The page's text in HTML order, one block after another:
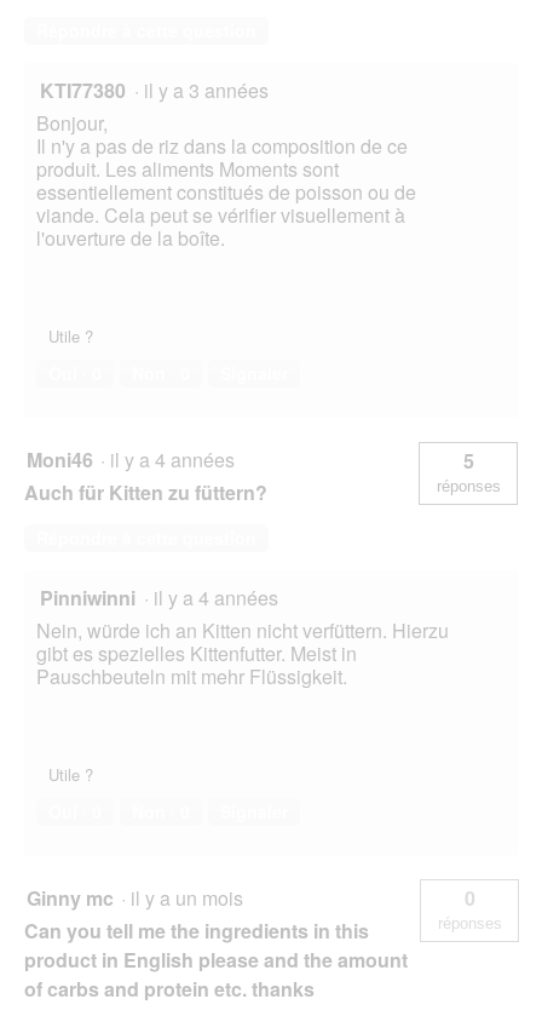
KTI77380 · il y a 3 années
Bonjour,
Il n'y a pas de riz dans la composition de ce
produit. Les aliments Moments sont
essentiellement constitués de poisson ou de
viande. Cela peut se vérifier visuellement à
l'ouverture de la boîte.
Utile ?
Moni46 · il y a 4 années
Auch für Kitten zu füttern?
5
réponses
Pinniwinni · il y a 4 années
Nein, würde ich an Kitten nicht verfüttern. Hierzu
gibt es spezielles Kittenfutter. Meist in
Pauschbeuteln mit mehr Flüssigkeit.
Utile ?
Ginny mc · il y a un mois
Can you tell me the ingredients in this
product in English please and the amount
of carbs and protein etc. thanks
0
réponses